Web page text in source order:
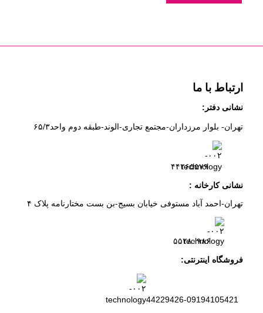
ارتباط با ما
نشانی دفتر:
تهران- بلوار مرزداران-مجتمع تجاری-الوند-طبقه دوم واحد۶ ۵/۳
۴۴ ۲۶۵۵۷۹
نشانی کارخانه :
تهران-احمد آباد مستوفی خیابان بسیج-بن بست مختارنامه پلاک ۴
۵۵۲۸۰۹۸۶
فروشگاه اینترنتی:
44229426-09194105421